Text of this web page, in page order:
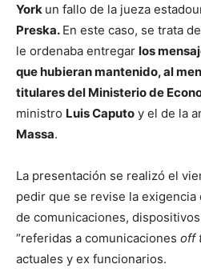
York un fallo de la jueza
Preska. En este caso, se trata
le ordenaba entregar los
que hubieran mantenido, al
titulares del Ministerio de
ministro Luis Caputo y el de la
Massa.
La presentación se realizó el
pedir que se revise la
de comunicaciones,
“referidas a comunicaciones off
actuales y ex funcionarios.